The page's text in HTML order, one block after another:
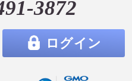
3872
ログイン